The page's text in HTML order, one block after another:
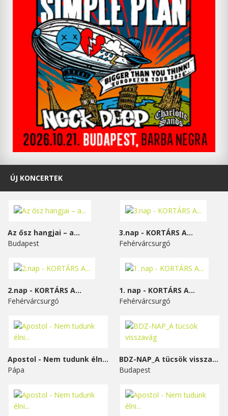
ÚJ KONCERTEK
Az ősz hangjai – a...
Budapest
3.nap - KORTÁRS A...
Fehérvárcsurgó
2.nap - KORTÁRS A...
Fehérvárcsurgó
1. nap - KORTÁRS A...
Fehérvárcsurgó
Apostol - Nem tudunk élni...
Pápa
BDZ-NAP_A tücsök visszavág
Budapest